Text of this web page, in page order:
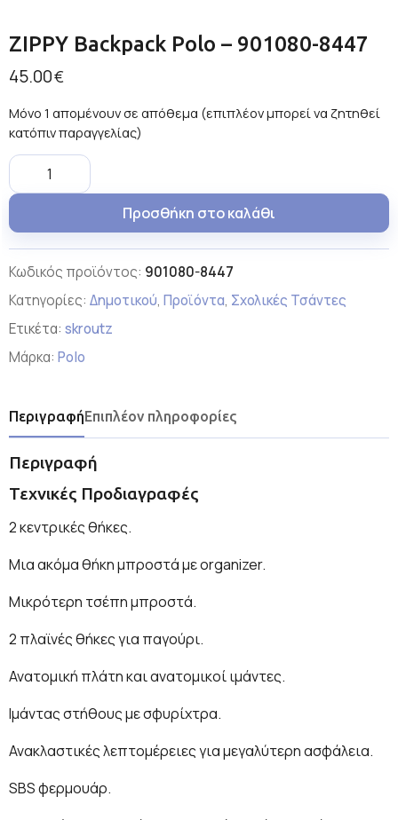
ZIPPY Backpack Polo – 901080-8447
45.00€
Μόνο 1 απομένουν σε απόθεμα (επιπλέον μπορεί να ζητηθεί
κατόπιν παραγγελίας)
Προσθήκη στο καλάθι
Κωδικός προϊόντος: 901080-8447
Κατηγορίες: Δημοτικού, Προϊόντα, Σχολικές Τσάντες
Ετικέτα: skroutz
Μάρκα: Polo
ΠεριγραφήΕπιπλέον πληροφορίες
Περιγραφή
Τεχνικές Προδιαγραφές
2 κεντρικές θήκες.
Μια ακόμα θήκη μπροστά με organizer.
Μικρότερη τσέπη μπροστά.
2 πλαϊνές θήκες για παγούρι.
Ανατομική πλάτη και ανατομικοί ιμάντες.
Ιμάντας στήθους με σφυρίχτρα.
Ανακλαστικές λεπτομέρειες για μεγαλύτερη ασφάλεια.
SBS φερμουάρ.